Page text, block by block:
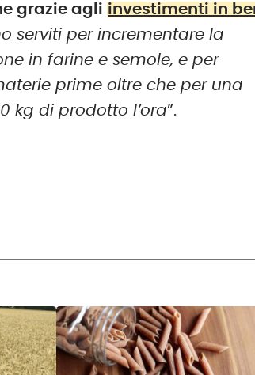
grazie agli investimenti in
serviti per incrementare la
in farine e semole, e per
prime oltre che per una
kg di prodotto l’ora”.